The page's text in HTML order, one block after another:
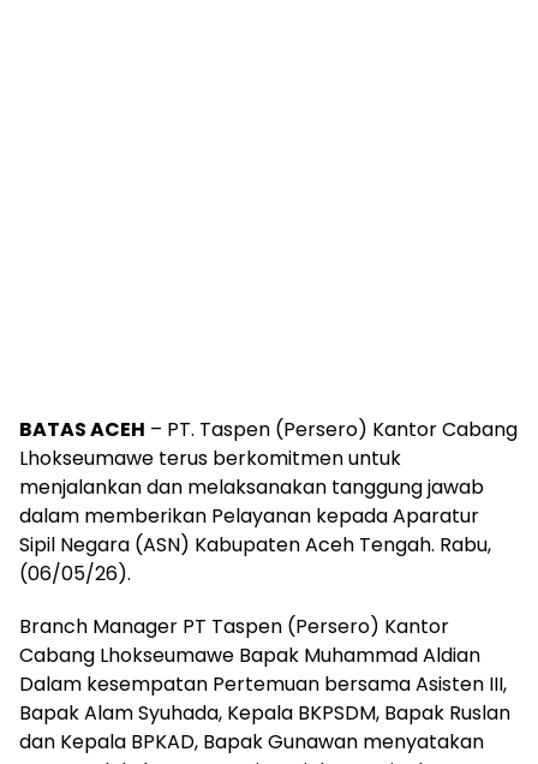
BATAS ACEH – PT. Taspen (Persero) Kantor Cabang
Lhokseumawe terus berkomitmen untuk
menjalankan dan melaksanakan tanggung jawab
dalam memberikan Pelayanan kepada Aparatur
Sipil Negara (ASN) Kabupaten Aceh Tengah. Rabu,
(06/05/26).
Branch Manager PT Taspen (Persero) Kantor
Cabang Lhokseumawe Bapak Muhammad Aldian
Dalam kesempatan Pertemuan bersama Asisten III,
Bapak Alam Syuhada, Kepala BKPSDM, Bapak Ruslan
dan Kepala BPKAD, Bapak Gunawan menyatakan